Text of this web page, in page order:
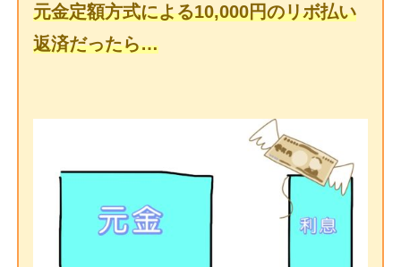
元金定額方式による10,000円のリボ払い
返済だったら…